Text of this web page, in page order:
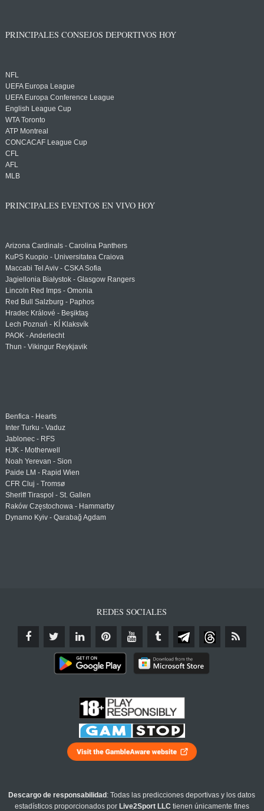
PRINCIPALES CONSEJOS DEPORTIVOS HOY
NFL
UEFA Europa League
UEFA Europa Conference League
English League Cup
WTA Toronto
ATP Montreal
CONCACAF League Cup
CFL
AFL
MLB
PRINCIPALES EVENTOS EN VIVO HOY
Arizona Cardinals - Carolina Panthers
KuPS Kuopio - Universitatea Craiova
Maccabi Tel Aviv - CSKA Sofia
Jagiellonia Białystok - Glasgow Rangers
Lincoln Red Imps - Omonia
Red Bull Salzburg - Paphos
Hradec Králové - Beşiktaş
Lech Poznań - KÍ Klaksvík
PAOK - Anderlecht
Thun - Vikingur Reykjavik
Benfica - Hearts
Inter Turku - Vaduz
Jablonec - RFS
HJK - Motherwell
Noah Yerevan - Sion
Paide LM - Rapid Wien
CFR Cluj - Tromsø
Sheriff Tiraspol - St. Gallen
Raków Częstochowa - Hammarby
Dynamo Kyiv - Qarabağ Agdam
REDES SOCIALES
Descargo de responsabilidad : Todas las predicciones deportivas y los datos
estadísticos proporcionados por Live2Sport LLC tienen únicamente fines